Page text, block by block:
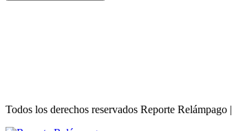
Todos los derechos reservados Reporte Relámpago |